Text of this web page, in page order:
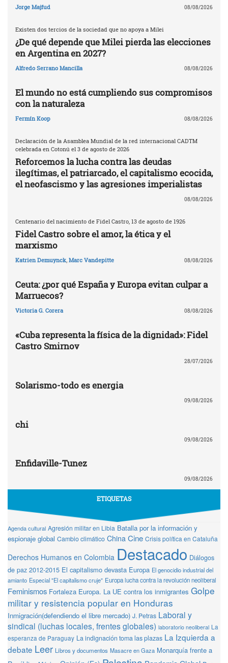
Jorge Majfud 08/08/2026
Existen dos tercios de la sociedad que no apoya a Milei
¿De qué depende que Milei pierda las elecciones
en Argentina en 2027?
Alfredo Serrano Mancilla 08/08/2026
El mundo no está cumpliendo sus compromisos
con la naturaleza
Fermín Koop 08/08/2026
Declaración de la Asamblea Mundial de la red internacional CADTM
celebrada en Cotonú el 3 de agosto de 2026
Reforcemos la lucha contra las deudas
ilegítimas, el patriarcado, el capitalismo ecocida,
el neofascismo y las agresiones imperialistas
08/08/2026
Centenario del nacimiento de Fidel Castro, 13 de agosto de 1926
Fidel Castro sobre el amor, la ética y el
marxismo
Katrien Demuynck, Marc Vandepitte 08/08/2026
Ceuta: ¿por qué España y Europa evitan culpar a
Marruecos?
Victoria G. Corera 08/08/2026
«Cuba representa la física de la dignidad»: Fidel
Castro Smirnov
28/07/2026
Solarismo-todo es energia
09/08/2026
chi
09/08/2026
Enfidaville-Tunez
09/08/2026
ETIQUETAS
Agenda cultural Agresión militar en Libia Batalla por la información y
espionaje global Cambio climático China Cine Crisis política en Cataluña
Derechos Humanos en Colombia Destacado Diálogos
de paz 2012-2015 El capitalismo devasta Europa El genocidio industrial del
amianto Especial "El capitalismo cruje" Europa lucha contra la revolución neoliberal
Feminismos Fortaleza Europa. La UE contra los inmigrantes Golpe
militar y resistencia popular en Honduras
Inmigración(defendiendo el libre mercado) J. Petras Laboral y
sindical (luchas locales, frentes globales) laboratorio neoliberal La
esperanza de Paraguay La indignación toma las plazas La Izquierda a
debate Leer Libros y documentos Masacre en Gaza Monarquía frente a